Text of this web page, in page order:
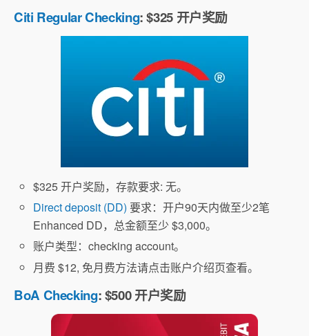
Citi Regular Checking: $325 开户奖励
$325 开户奖励，存款要求: 无。
Direct deposit (DD) 要求：开户90天内做至少2笔
Enhanced DD，总金额至少 $3,000。
账户类型：checking account。
月费 $12, 免月费方法请点击账户介绍页查看。
BoA Checking: $500 开户奖励